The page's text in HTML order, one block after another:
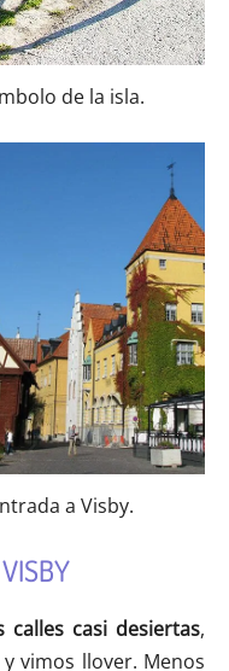
de la isla.
a Visby.
casi desiertas,
vimos llover. Menos